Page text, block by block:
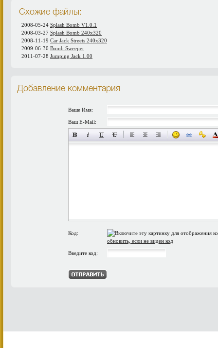
Схожие файлы:
2008-05-24 Splash Bomb V1.0.1
2008-03-27 Splash Bomb 240x320
2008-11-19 Car Jack Streets 240x320
2009-06-30 Bomb Sweeper
2011-07-28 Jumping Jack 1.00
Добавление комментария
Ваше Имя:
Ваш E-Mail:
Код:
обновить, если не виден код
Введите код: